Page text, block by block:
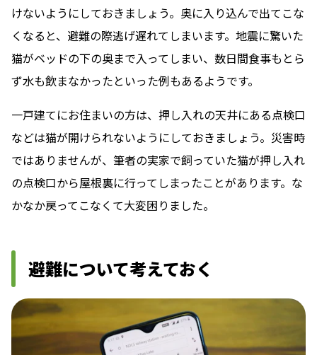
けないようにしておきましょう。奥に入り込んで出てこな
くなると、避難の際逃げ遅れてしまいます。地震に驚いた
猫がベッドの下の奥まで入ってしまい、数日間食事もとら
ず水も飲まなかったといった例もあるようです。
一戸建てにお住まいの方は、押し入れの天井にある点検口
などは猫が開けられないようにしておきましょう。災害時
ではありませんが、筆者の実家で飼っていた猫が押し入れ
の点検口から屋根裏に行ってしまったことがあります。な
かなか戻ってこなくて大変困りました。
避難について考えておく